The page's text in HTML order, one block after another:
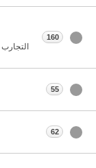
160
55
62